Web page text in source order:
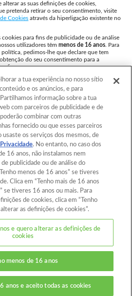
as suas definições de cookies,
pretenda retirar o seu consentimento, visite
Cookies através da hiperligação existente no
cookies para fins de publicidade ou de análise
utilizadores têmmenos de 16 anos . Para
pedimos-lhe que declare que tem
do seu consentimento para a
fins.
da Página
Catálogo
Como Brincar
Para os Pais
Contato
Sobre este site
de privacidade
Cookies
de cookies
© EPOCH
a tua experiência no nosso sítio
e os anúncios, e para
informação sobre a tua
com parceiros de publicidade e de
combinar com outras
fornecido ou que esses parceiros
usaste os serviços dos mesmos, de
. No entanto, no caso dos
16 anos, não instalamos nem
publicidade ou de análise do
menos de 16 anos” se tiveres
Clica em “Tenho mais de 16 anos
se tiveres 16 anos ou mais. Para
de cookies, clica em “Tenho
as definições de cookies”.
e quero alterar as definições de
cookies
menos de 16 anos
anos e aceito todas as cookies